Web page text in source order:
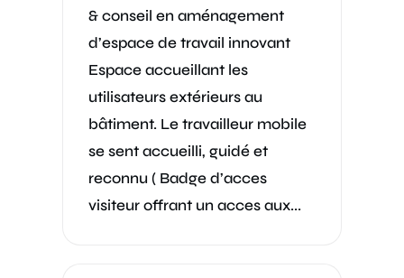
& conseil en aménagement
d’espace de travail innovant
Espace accueillant les
utilisateurs extérieurs au
bâtiment. Le travailleur mobile
se sent accueilli, guidé et
reconnu ( Badge d’acces
visiteur offrant un acces aux...